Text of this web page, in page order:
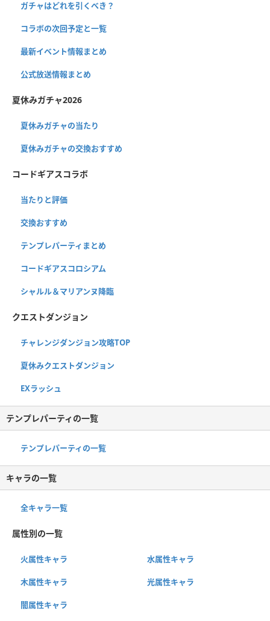
ガチャはどれを引くべき？
コラボの次回予定と一覧
最新イベント情報まとめ
公式放送情報まとめ
夏休みガチャ2026
夏休みガチャの当たり
夏休みガチャの交換おすすめ
コードギアスコラボ
当たりと評価
交換おすすめ
テンプレパーティまとめ
コードギアスコロシアム
シャルル＆マリアンヌ降臨
クエストダンジョン
チャレンジダンジョン攻略TOP
夏休みクエストダンジョン
EXラッシュ
テンプレパーティの一覧
テンプレパーティの一覧
キャラの一覧
全キャラ一覧
属性別の一覧
火属性キャラ 水属性キャラ
木属性キャラ 光属性キャラ
闇属性キャラ